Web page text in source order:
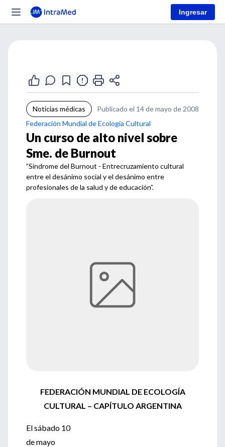
Ingresar
Noticias médicas
Publicado el 14 de mayo de 2008
Federación Mundial de Ecología Cultural
Un curso de alto nivel sobre
Sme. de Burnout
”Síndrome del Burnout - Entrecruzamiento cultural
entre el desánimo social y el desánimo entre
profesionales de la salud y de educación”.
FEDERACIÓN MUNDIAL DE ECOLOGÍA
CULTURAL – CAPÍTULO ARGENTINA
El sábado 10
de mayo